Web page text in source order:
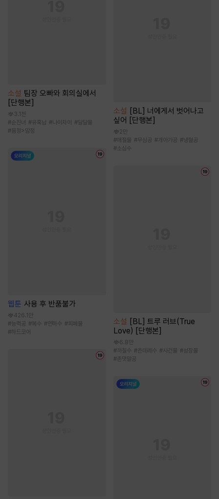
소설 팀장 오빠와 회의실에서
[단행본]
3.1천
#순진녀 #유혹남 #나이차이 #달달물
# 몸정>맘정
웹툰 사용 후 반품불가
426.1만
#능력공 #복수 #연하수 #피폐물
#하드코어
소설 [BL] 너에게서 벗어나고
싶어 [단행본]
2만
#애절물 #무심공 #개아가공 #냉혈공
#소심수
소설 [BL] 트루 러브(True
Love) [단행본]
6.8만
#까칠수 #츤데레수 #사건물 #성장물
#존댓말공